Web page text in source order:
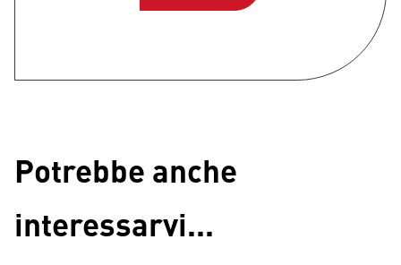
Potrebbe anche
interessarvi...